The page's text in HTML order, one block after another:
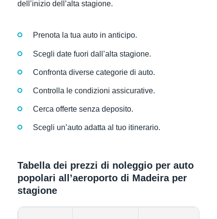
dell’inizio dell’alta stagione.
Prenota la tua auto in anticipo.
Scegli date fuori dall’alta stagione.
Confronta diverse categorie di auto.
Controlla le condizioni assicurative.
Cerca offerte senza deposito.
Scegli un’auto adatta al tuo itinerario.
Tabella dei prezzi di noleggio per auto
popolari all’aeroporto di Madeira per
stagione